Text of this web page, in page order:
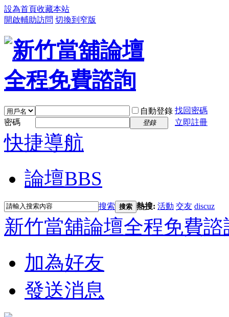
設為首頁收藏本站
開啟輔助訪問 切換到窄版
自動登錄 找回密碼
密碼
登錄 立即註冊
快捷導航
論壇BBS
搜索 搜索 熱搜: 活動 交友 discuz
新竹當舖論壇全程免費諮
加為好友
發送消息